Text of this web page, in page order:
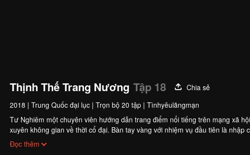
Thịnh Thế Trang Nương Tập 18
Chia sẻ
2018 | Trung Quốc đại lục | Trọn bộ 20 tập | Tìnhyêulãngmạn
Tư Nghiêm một chuyên viên hướng dẫn trang điểm nổi tiếng trên mạng xã
xuyên không gian về thời cổ đại. Bàn tay vàng với nhiệm vụ đầu tiên là nhập cung làm nữ quan trang điểm cho các phi tần. Mỗi ngày điều bị kéo
vào cuộc tranh sủng của quý phi và hoàng hậu, cuộc sống của Tư Nghiên rồi
Đọc thêm